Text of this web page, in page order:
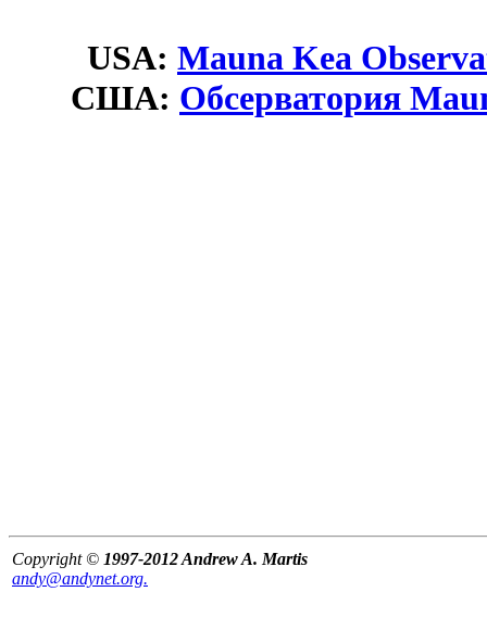
USA: Mauna Kea
США: Обсерватория
Copyright © 1997-2012 Andrew A. Martis
andy@andynet.org.